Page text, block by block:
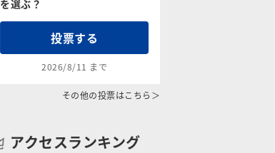
を選ぶ？
投票する
2026/8/11 まで
その他の投票はこちら＞
アクセスランキング